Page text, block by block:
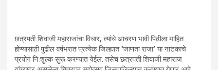
छत्रपती शिवाजी महाराजांचा विचार,त्यांचे आचरण भावी पिढीला माहित
होण्यासाठी पुढील वर्षभरात प्रत्येक जिल्ह्यात ‘जाणता राजा’या नाटकाचे
प्रयोग नि:शुल्क सुरू करण्यात येईल. तसेच छत्रपती शिवाजी महाराज